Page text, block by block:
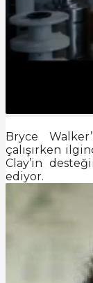
Bryce
çalışırken
Clay’in
ediyor.